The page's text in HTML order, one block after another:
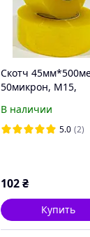
Скотч
50микрон, М15,
прозрачный
В наличии
5.0 (2)
102 ₴
Купить